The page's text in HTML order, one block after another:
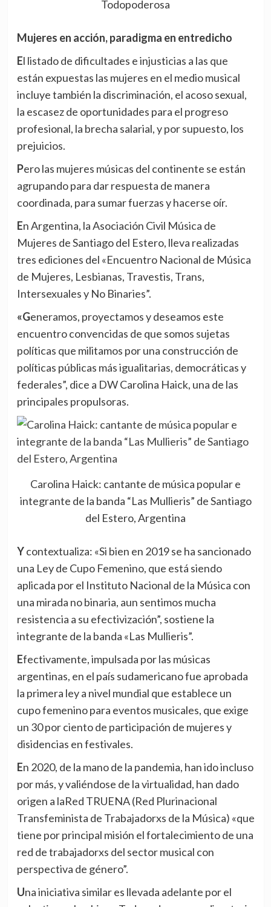
Todopoderosa
Mujeres en acción, paradigma en entredicho
El listado de dificultades e injusticias a las que
están expuestas las mujeres en el medio musical
incluye también la discriminación, el acoso sexual,
la escasez de oportunidades para el progreso
profesional, la brecha salarial, y por supuesto, los
prejuicios.
Pero las mujeres músicas del continente se están
agrupando para dar respuesta de manera
coordinada, para sumar fuerzas y hacerse oír.
En Argentina, laAsociación Civil Música de
Mujeres de Santiago del Estero, lleva realizadas
tres ediciones del «Encuentro Nacional de Música
de Mujeres, Lesbianas, Travestis, Trans,
Intersexuales y No Binaries”.
«Generamos, proyectamos y deseamos este
encuentro convencidas de que somos sujetas
políticas que militamos por una construcción de
políticas públicas más igualitarias, democráticas y
federales”, dice a DW Carolina Haick, una de las
principales propulsoras.
Carolina Haick: cantante de música popular e
integrante de la banda “Las Mullieris” de Santiago
del Estero, Argentina
Y contextualiza: «Si bien en 2019 se ha sancionado
una Ley de Cupo Femenino, que está siendo
aplicada por el Instituto Nacional de la Música con
una mirada no binaria, aun sentimos mucha
resistencia a su efectivización”, sostiene la
integrante de la banda «Las Mullieris”.
Efectivamente, impulsada por las músicas
argentinas, en el país sudamericano fue aprobada
la primera ley a nivel mundial que establece un
cupo femenino para eventos musicales, que exige
un 30 por ciento de participación de mujeres y
disidencias en festivales.
En 2020, de la mano de la pandemia, han ido incluso
por más, y valiéndose de la virtualidad, han dado
origen a laRed TRUENA(Red Plurinacional
Transfeminista de Trabajadorxs de la Música) «que
tiene por principal misión el fortalecimiento de una
red de trabajadorxs del sector musical con
perspectiva de género”.
Una iniciativa similar es llevada adelante por el